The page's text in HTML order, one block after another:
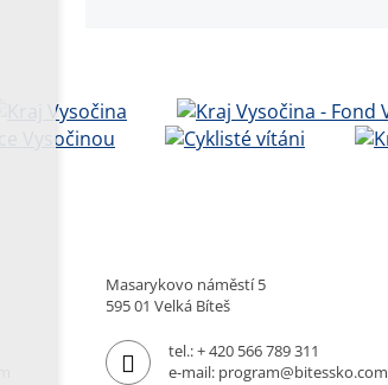
Masarykovo náměstí 5
595 01 Velká Bíteš
tel.:+ 420 566 789 311
e-mail: program@bitessko.com